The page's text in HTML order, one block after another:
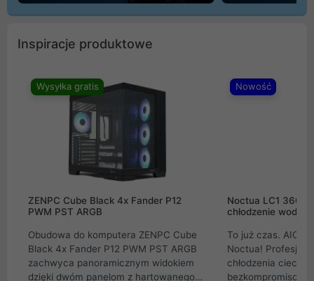
Inspiracje produktowe
Wysyłka gratis
ZENPC Cube Black 4x Fander P12
PWM PST ARGB
Obudowa do komputera ZENPC Cube
Black 4x Fander P12 PWM PST ARGB
zachwyca panoramicznym widokiem
dzięki dwóm panelom z hartowanego
Nowość
Noctua LC1
chłodzenie wodne
To już czas. AIO
Noctua!
chłodzenia cieczą